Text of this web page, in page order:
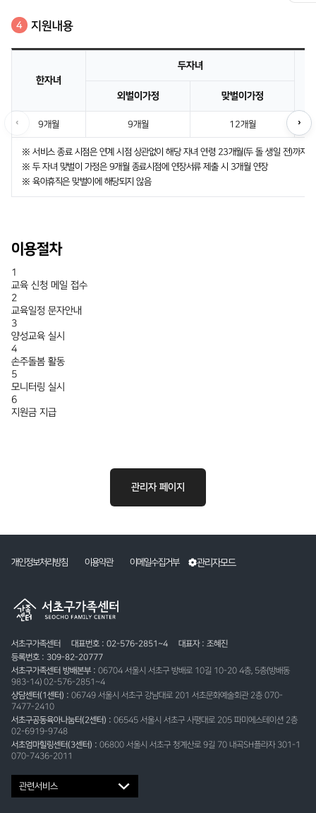
4 지원내용
‹ ›
한자녀
두자녀
외벌이가정 맞벌이가정
9개월 9개월 12개월
※ 서비스 종료 시점은 연계 시점 상관없이 해당 자녀 연령 23개월(두 돌 생일 전)까지
※ 두 자녀 맞벌이 가정은 9개월 종료시점에 연장서류 제출 시 3개월 연장
※ 육아휴직은 맞벌이에 해당되지 않음
이용절차
1
교육 신청 메일 접수
2
교육일정 문자안내
3
양성교육 실시
4
손주돌봄 활동
5
모니터링 실시
6
지원금 지급
관리자 페이지
개인정보처리방침 이용약관 이메일수집거부 관리자모드
서초구가족센터 대표번호 : 02-576-2851~4
대표자 : 조혜진
등록번호 : 309-82-20777
서초구가족센터 방배본부 : 06704 서울시 서초구 방배로 10길 10-20 4층, 5층(방배동
983-14) 02-576-2851~4
상담센터(1센터) : 06749 서울시 서초구 강남대로 201 서초문화예술회관 2층 070-
7477-2410
서초구공동육아나눔터(2센터) : 06545 서울시 서초구 사평대로 205 파미에스테이션 2층
02-6919-9748
서초엄마힐링센터(3센터) : 06800 서울시 서초구 청계산로 9길 70 내곡SH플라자 301-1
070-7436-2011
관련서비스
메